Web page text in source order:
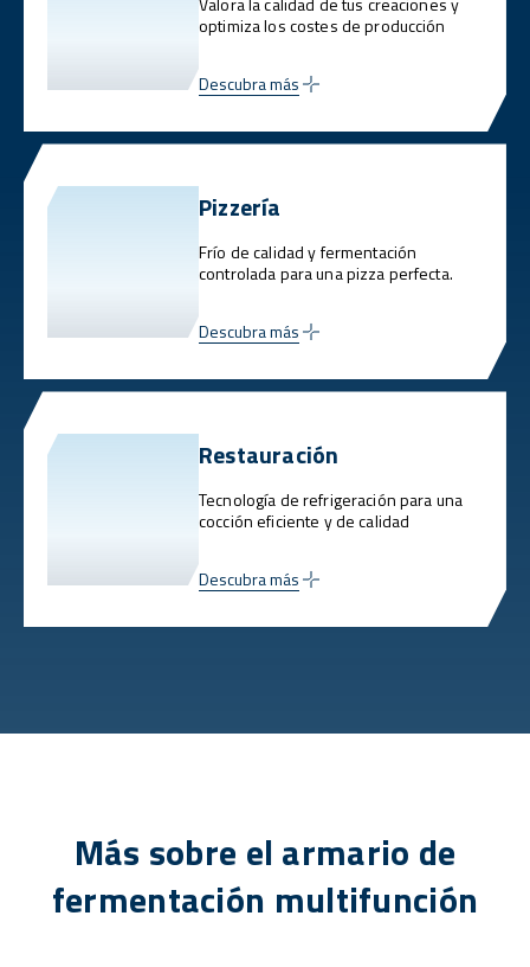
optimiza los costes de producción
Descubra más
Pizzería
Frío de calidad y fermentación
controlada para una pizza perfecta.
Descubra más
Restauración
Tecnología de refrigeración para una
cocción eficiente y de calidad
Descubra más
Más sobre el armario de
fermentación multifunción